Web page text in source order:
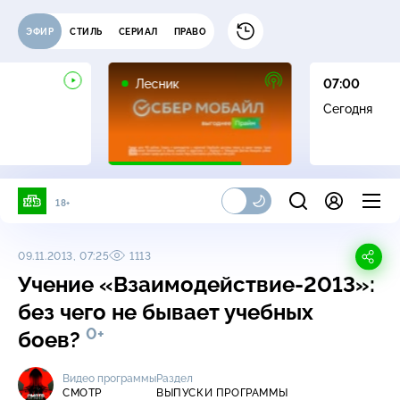
ЭФИР СТИЛЬ СЕРИАЛ ПРАВО
Лесник
07:00
Сегодня
18+
09.11.2013, 07:25 1113
Учение «Взаимодействие-2013»:
без чего не бывает учебных
боев? 0+
Видео программы
СМОТР
Раздел
ВЫПУСКИ ПРОГРАММЫ